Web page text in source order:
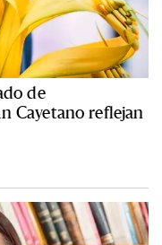
de
Cayetano reflejan